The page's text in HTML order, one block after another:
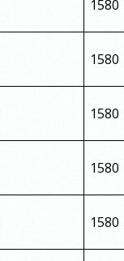
1580
1580
1580
1580
1580